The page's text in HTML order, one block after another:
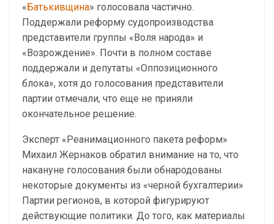
«Батькивщина» голосовала частично.
Поддержали реформу судопроизводства
представители группы «Воля народа» и
«Возрождение». Почти в полном составе
поддержали и депутаты «Оппозиционного
блока», хотя до голосования представители
партии отмечали, что еще не приняли
окончательное решение.
Эксперт «Реанимационного пакета реформ»
Михаил Жернаков обратил внимание на то, что
накануне голосования были обнародованы
некоторые документы из «черной бухгалтерии»
Партии регионов, в которой фигурируют
действующие политики. До того, как материалы